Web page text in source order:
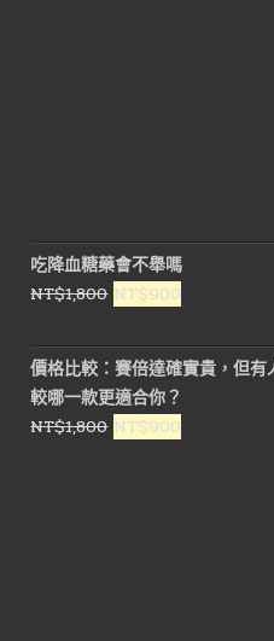
吃降血糖藥會不舉嗎
NT$1,800 原
價
格：
NT$1,800。
NT$900
價
格：
NT$900。
價格比較：賽倍達確實貴，但
較哪一款更適合你？
NT$1,800 原
NT$900